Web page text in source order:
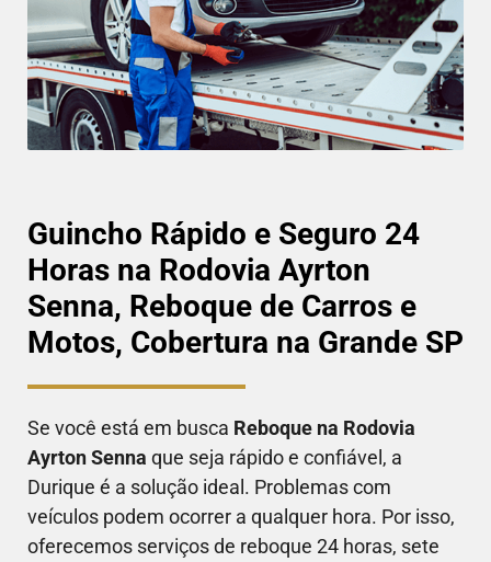
Guincho Rápido e Seguro 24
Horas na Rodovia Ayrton
Senna, Reboque de Carros e
Motos, Cobertura na Grande SP
Se você está em busca Reboque na Rodovia
Ayrton Senna que seja rápido e confiável, a
Durique é a solução ideal. Problemas com
veículos podem ocorrer a qualquer hora. Por isso,
oferecemos serviços de reboque 24 horas, sete